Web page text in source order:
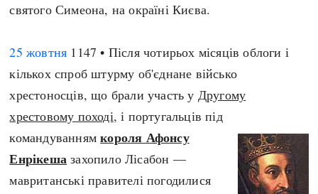
святого Симеона, на окраїні Києва.
25 жовтня 1147 • Після чотирьох місяців облоги і
кількох спроб штурму об'єднане військо
хрестоносців, що брали участь у Другому
хрестовому поході, і португальців під
командуваннямкороля Афонсу
Енрікеша захопило Лісабон —
мавританські правителі погодилися